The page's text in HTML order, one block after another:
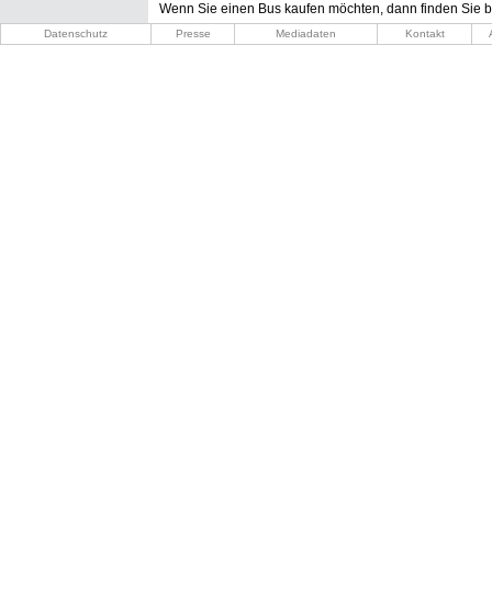
Wenn Sie einen Bus kaufen möchten, dann finden Sie
Datenschutz Presse Mediadaten Kontakt